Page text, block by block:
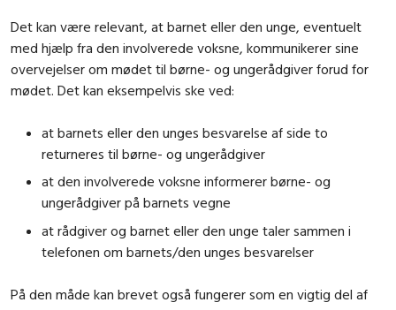
Det kan være relevant, at barnet eller den unge, eventuelt
med hjælp fra den involverede voksne, kommunikerer sine
overvejelser om mødet til børne- og ungerådgiver forud for
mødet. Det kan eksempelvis ske ved:
at barnets eller den unges besvarelse af side to
returneres til børne- og ungerådgiver
at den involverede voksne informerer børne- og
ungerådgiver på barnets vegne
at rådgiver og barnet eller den unge taler sammen i
telefonen om barnets/den unges besvarelser
På den måde kan brevet også fungerer som en vigtig del af